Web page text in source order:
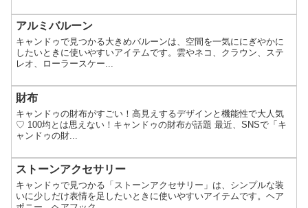
アルミバルーン
キャンドゥで見つかる大きめバルーンは、空間を一気ににぎやかに
したいときに使いやすいアイテムです。雲やネコ、クラウン、ステ
レオ、ローラースケー...
財布
キャンドゥの財布がすごい！高見えするデザインと機能性で大人気
♡ 100均とは思えない！キャンドゥの財布が話題 最近、SNSで「キ
ャンドゥの財...
ストーンアクセサリー
キャンドゥで見つかる「ストーンアクセサリー」は、シンプルな装
いに少しだけ表情を足したいときに使いやすいアイテムです。ヘア